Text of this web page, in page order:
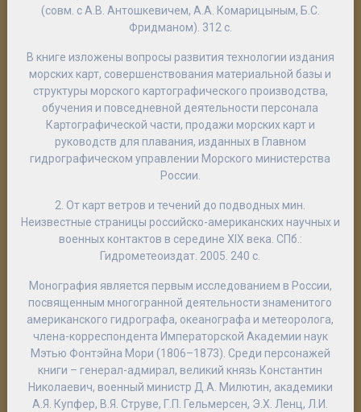
(совм. с А.В. Антошкевичем, А.А. Комарицыным, Б.С.
Фридманом). 312 с.
В книге изложены вопросы развития технологии издания
морских карт, совершенствования материальной базы и
структуры морского картографического производства,
обучения и повседневной деятельности персонала
Картографической части, продажи морских карт и
руководств для плавания, изданных в Главном
гидрографическом управлении Морского министерства
России.
2. От карт ветров и течений до подводных мин.
Неизвестные страницы российско-американских научных и
военных контактов в середине XIX века. СПб.:
Гидрометеоиздат. 2005. 240 с.
Монография является первым исследованием в России,
посвященным многогранной деятельности знаменитого
американского гидрографа, океанографа и метеоролога,
члена-корреспондента Императорской Академии наук
Мэтью Фонтэйна Мори (1806–1873). Среди персонажей
книги – генерал-адмирал, великий князь Константин
Николаевич, военный министр Д.А. Милютин, академики
А.Я. Купфер, В.Я. Струве, Г.П. Гельмерсен, Э.Х. Ленц, Л.И.